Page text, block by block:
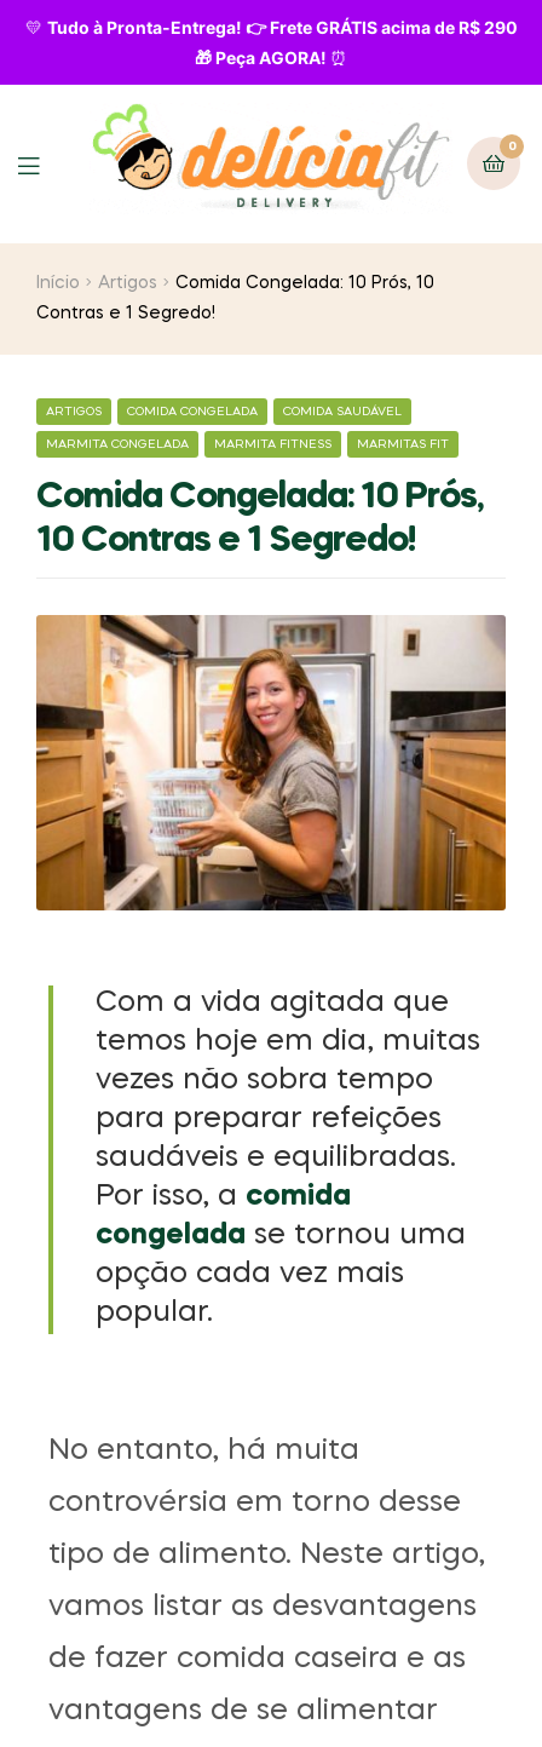
💛 Tudo à Pronta-Entrega! 👉 Frete GRÁTIS acima de R$ 290
🎁 Peça AGORA! ⏰
0
Início Artigos
Comida Congelada: 10 Prós, 10
Contras e 1 Segredo!
ARTIGOS COMIDA CONGELADA COMIDA SAUDÁVEL
MARMITA CONGELADA MARMITA FITNESS MARMITAS FIT
Comida Congelada: 10 Prós,
10 Contras e 1 Segredo!
Com a vida agitada que
temos hoje em dia, muitas
vezes não sobra tempo
para preparar refeições
saudáveis e equilibradas.
Por isso, a comida
congelada se tornou uma
opção cada vez mais
popular.
No entanto, há muita
controvérsia em torno desse
tipo de alimento. Neste artigo,
vamos listar as desvantagens
de fazer comida caseira e as
vantagens de se alimentar